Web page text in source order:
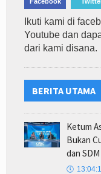
Ikuti kami di
Youtube dan
dari kami disana.
BERITA UTAMA
Ketum
Bukan
dan SDM
🕔